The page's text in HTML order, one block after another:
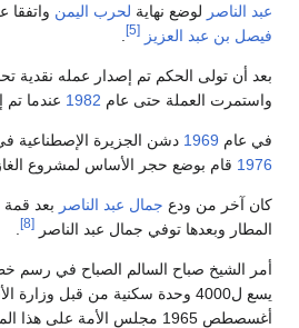
عبد الناصر لوضع نهاية لحرب اليمن واتفقا
فيصل بن عبد العزيز
[5]
بعد أن تولى الحكم تم إصدار عمله نقدية
واستمرت العملة حتى عام 1982 عندما
في عام 1969 دشن الجزيرة الإصطناعية
1976 قام بوضع حجر الأساس لمشروع
كان آخر من ودع جمال عبد الناصر بعد قمة
المطار وبعدها توفي جمال عبد الناصر
[8]
أمر الشيخ صباح السالم الصباح في رسم
أغسصطص 1965 مجلس الأمة